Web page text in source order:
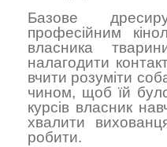
Базове
професійним
власника
налагодити
вчити розуміти
чином, щоб їй
курсів власник
хвалити
робити.